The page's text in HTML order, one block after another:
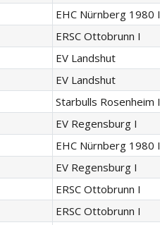
EHC Nürnberg 1980 I
ERSC Ottobrunn I
EV Landshut
EV Landshut
Starbulls Rosenheim I
EV Regensburg I
EHC Nürnberg 1980 I
EV Regensburg I
ERSC Ottobrunn I
ERSC Ottobrunn I